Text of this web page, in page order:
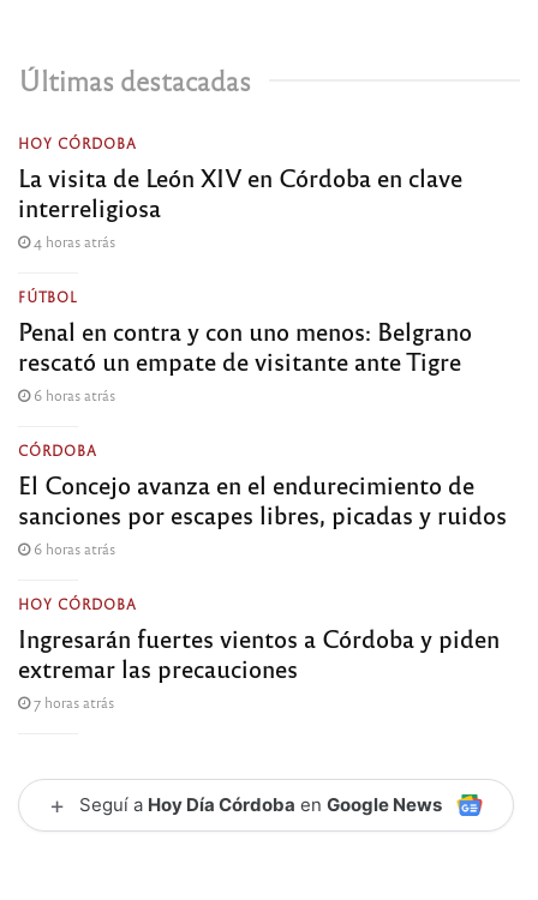
Últimas destacadas
HOY CÓRDOBA
La visita de León XIV en Córdoba en clave
interreligiosa
4 horas atrás
FÚTBOL
Penal en contra y con uno menos: Belgrano
rescató un empate de visitante ante Tigre
6 horas atrás
CÓRDOBA
El Concejo avanza en el endurecimiento de
sanciones por escapes libres, picadas y ruidos
6 horas atrás
HOY CÓRDOBA
Ingresarán fuertes vientos a Córdoba y piden
extremar las precauciones
7 horas atrás
+ Seguí a Hoy Día Córdoba en Google News